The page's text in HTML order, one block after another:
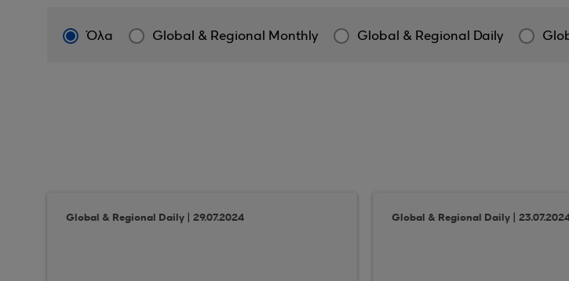
Όλα Global & Regional Monthly Global & Regional Daily
Global & Regional Daily | 29.07.2024 Global & Regional Daily |